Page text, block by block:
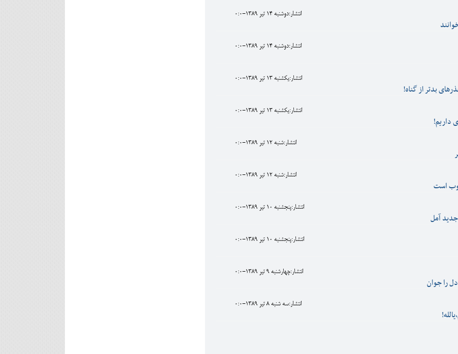
انتشار:دوشنبه 14 تير 1389-0:0
انتشار:دوشنبه 14 تير 1389-0:0
انتشار:يکشنبه 13 تير 1389-0:0
بدتر از گناه!
انتشار:يکشنبه 13 تير 1389-0:0
انتشار:شنبه 12 تير 1389-0:0
انتشار:شنبه 12 تير 1389-0:0
است
انتشار:پنجشنبه 10 تير 1389-0:0
آمل
انتشار:پنجشنبه 10 تير 1389-0:0
انتشار:چهارشنبه 9 تير 1389-0:0
را جوان
انتشار:سه شنبه 8 تير 1389-0:0